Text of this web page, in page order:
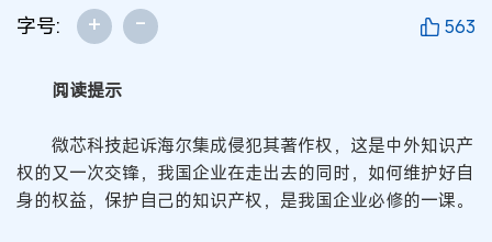
字号: + - 563
阅读提示
微芯科技起诉海尔集成侵犯其著作权，这是中外知识产
权的又一次交锋，我国企业在走出去的同时，如何维护好自
身的权益，保护自己的知识产权，是我国企业必修的一课。